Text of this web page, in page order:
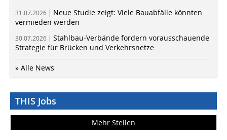
31.07.2026 | Neue Studie zeigt: Viele Bauabfälle könnten
vermieden werden
30.07.2026 | Stahlbau-Verbände fordern vorausschauende
Strategie für Brücken und Verkehrsnetze
» Alle News
THIS Jobs
Mehr Stellen